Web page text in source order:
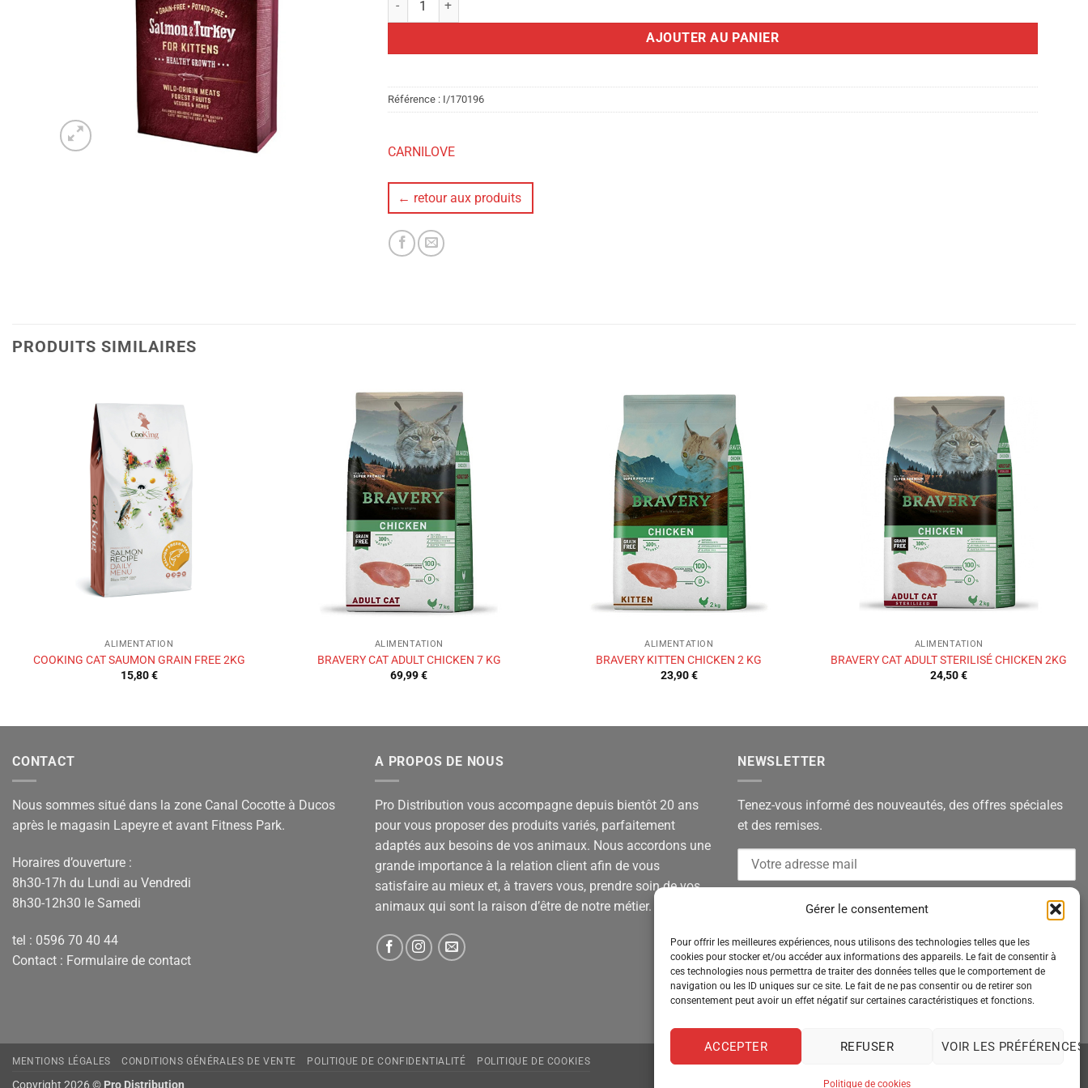
Gérer le consentement
Pour offrir les meilleures expériences, nous utilisons des technologies telles que les
cookies pour stocker et/ou accéder aux informations des appareils. Le fait de consentir à
ces technologies nous permettra de traiter des données telles que le comportement de
navigation ou les ID uniques sur ce site. Le fait de ne pas consentir ou de retirer son
consentement peut avoir un effet négatif sur certaines caractéristiques et fonctions.
ACCEPTER REFUSER VOIR LES PRÉFÉRENCES
Politique de cookies
AJOUTER AU PANIER
Référence : I/170196
CARNILOVE
← retour aux produits
PRODUITS SIMILAIRES
ALIMENTATION
COOKING CAT SAUMON GRAIN FREE 2KG
15,80€
ALIMENTATION
BRAVERY CAT ADULT CHICKEN 7 KG
69,99€
ALIMENTATION
BRAVERY KITTEN CHICKEN 2 KG
23,90€
ALIMENTATION
BRAVERY CAT ADULT STERILISÉ CHICKEN 2KG
24,50€
CONTACT
Nous sommes situé dans la zone Canal Cocotte à Ducos
après le magasin Lapeyre et avant Fitness Park.
Horaires d’ouverture :
8h30-17h du Lundi au Vendredi
8h30-12h30 le Samedi
tel : 0596 70 40 44
Contact : Formulaire de contact
A PROPOS DE NOUS
Pro Distribution vous accompagne depuis bientôt 20 ans
pour vous proposer des produits variés, parfaitement
adaptés aux besoins de vos animaux. Nous accordons une
grande importance à la relation client afin de vous
satisfaire au mieux et, à travers vous, prendre soin de vos
animaux qui sont la raison d’être de notre métier.
NEWSLETTER
Tenez-vous informé des nouveautés, des offres spéciales
et des remises.
MENTIONS LÉGALES CONDITIONS GÉNÉRALES DE VENTE POLITIQUE DE CONFIDENTIALITÉ POLITIQUE DE COOKIES